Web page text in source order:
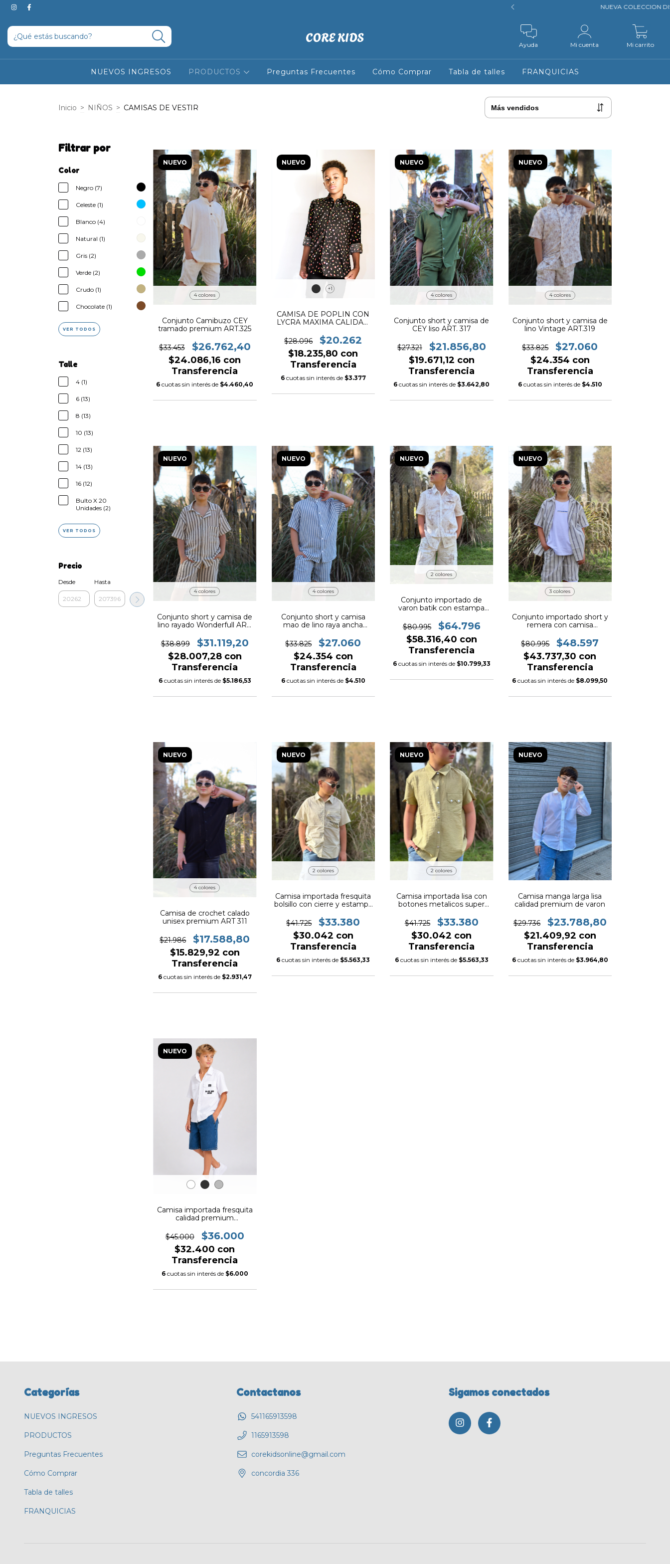
NUEVA COLECCION DISPONIBLE VERANO 2027
Ayuda Mi cuenta Mi carrito
NUEVOS INGRESOS PRODUCTOS Preguntas Frecuentes Cómo Comprar Tabla de talles FRANQUICIAS
Inicio > NIÑOS > CAMISAS DE VESTIR
Filtrar por
Color
Negro (7)
Celeste (1)
Blanco (4)
Natural (1)
Gris (2)
Verde (2)
Crudo (1)
Chocolate (1)
VER TODOS
Talle
4 (1)
6 (13)
8 (13)
10 (13)
12 (13)
14 (13)
16 (12)
Bulto X 20
Unidades (2)
VER TODOS
Precio
Desde Hasta
NUEVO
4 colores
Conjunto Camibuzo CEY
tramado premium ART.325
$33.453 $26.762,40
$24.086,16 con
Transferencia
6 cuotas sin interés de $4.460,40
NUEVO
+1
CAMISA DE POPLIN CON
LYCRA MAXIMA CALIDAD
$28.096
$20.262
$18.235,80 con
Transferencia
6 cuotas sin interés de $3.377
NUEVO
4 colores
Conjunto short y camisa de
CEY liso ART. 317
$27.321 $21.856,80
$19.671,12 con
Transferencia
6 cuotas sin interés de $3.642,80
NUEVO
4 colores
Conjunto short y camisa de
lino Vintage ART.319
$33.825 $27.060
$24.354 con
Transferencia
6 cuotas sin interés de $4.510
NUEVO
4 colores
Conjunto short y camisa de
lino rayado Wonderfull ART.
$38.899
$31.119,20
$28.007,28 con
Transferencia
6 cuotas sin interés de $5.186,53
NUEVO
4 colores
Conjunto short y camisa
mao de lino raya ancha
$33.825
$27.060
$24.354 con
Transferencia
6 cuotas sin interés de $4.510
NUEVO
2 colores
Conjunto importado de
varon batik con estampa
$80.995
$64.796
$58.316,40 con
Transferencia
6 cuotas sin interés de $10.799,33
NUEVO
3 colores
Conjunto importado short y
remera con camisa
$80.995
$48.597
$43.737,30 con
Transferencia
6 cuotas sin interés de $8.099,50
NUEVO
4 colores
Camisa de crochet calado
unisex premium ART 311
$21.986 $17.588,80
$15.829,92 con
Transferencia
6 cuotas sin interés de $2.931,47
NUEVO
2 colores
Camisa importada fresquita
bolsillo con cierre y estampa
$41.725
$33.380
$30.042 con
Transferencia
6 cuotas sin interés de $5.563,33
NUEVO
2 colores
Camisa importada lisa con
botones metalicos super
$41.725
$33.380
$30.042 con
Transferencia
6 cuotas sin interés de $5.563,33
NUEVO
Camisa manga larga lisa
calidad premium de varon
$29.736 $23.788,80
$21.409,92 con
Transferencia
6 cuotas sin interés de $3.964,80
NUEVO
Camisa importada fresquita
calidad premium
$45.000
$36.000
$32.400 con
Transferencia
6 cuotas sin interés de $6.000
Categorías
NUEVOS INGRESOS
PRODUCTOS
Preguntas Frecuentes
Cómo Comprar
Tabla de talles
FRANQUICIAS
Contactanos
541165913598
1165913598
corekidsonline@gmail.com
concordia 336
Sigamos conectados